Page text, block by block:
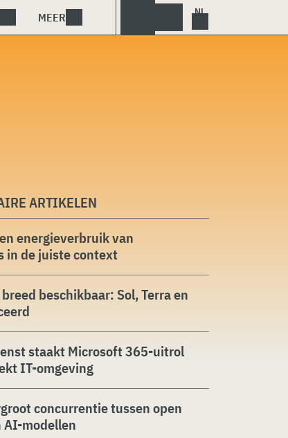
MEER
ARTIKELEN
energieverbruik van
in de juiste context
beschikbaar: Sol, Terra en
staakt Microsoft 365-uitrol
IT-omgeving
concurrentie tussen open
AI-modellen